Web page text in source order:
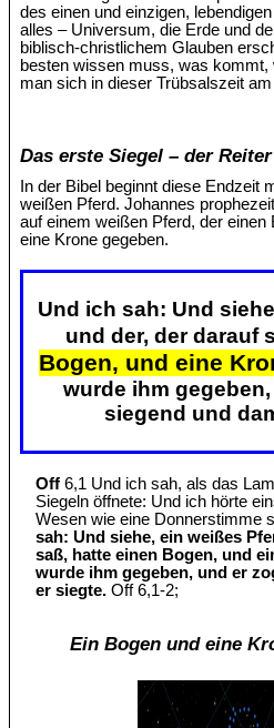
des einen und einzigen,
alles – Universum, die Erde und
biblisch-christlichem Glauben
besten wissen muss, was kommt,
man sich in dieser Trübsalszeit
Das erste Siegel – der
In der Bibel beginnt diese Endzeit
weißen Pferd. Johannes
auf einem weißen Pferd, der einen
eine Krone gegeben.
Und ich sah: Und
und der, der darauf
Bogen, und eine
wurde ihm
siegend und
Off 6,1 Und ich sah, als das
Siegeln öffnete: Und ich hörte
Wesen wie eine Donnerstimme
sah: Und siehe, ein weißes
saß, hatte einen Bogen, und
wurde ihm gegeben, und er
er siegte. Off 6,1-2;
Ein Bogen und eine